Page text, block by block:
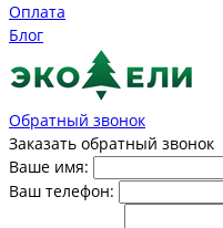
Оплата
Блог
Обратный звонок
Заказать обратный звонок
Ваше имя:
Ваш телефон: